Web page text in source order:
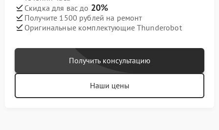
Скидка для вас до 20%
Получите 1500 рублей на ремонт
Оригинальные комплектующие Thunderobot
Получить консультацию
Наши цены